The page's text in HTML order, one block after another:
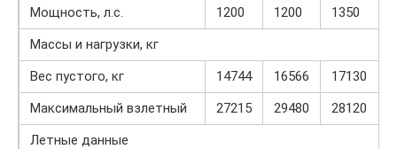
Мощность, л.с. 1200 1200 1350
Массы и нагрузки, кг
Вес пустого, кг
14744 16566 17130
Максимальный взлетный
27215 29480 28120
Летные данные